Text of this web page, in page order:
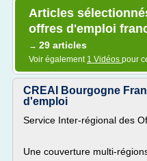
Articles
offres d'emploi
→ 29 articles
Voir également 1 Vidéos pour
CREAI Bourgogne
d'emploi
Service Inter-régional des
Une couverture multi-